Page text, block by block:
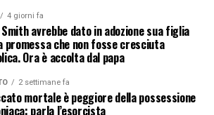
4 giorni fa
avrebbe dato in adozione sua figlia
promessa che non fosse cresciuta
Ora è accolta dal papa
2 settimane fa
mortale è peggiore della possessione
parla l’esorcista